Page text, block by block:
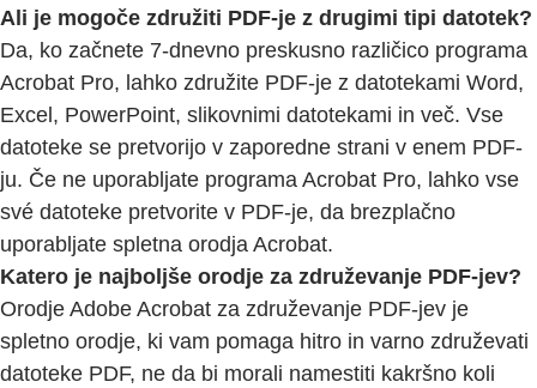
Ali je mogoče združiti PDF-je z drugimi tipi datotek?
Da, ko začnete 7-dnevno preskusno različico programa
Acrobat Pro, lahko združite PDF-je z datotekami Word,
Excel, PowerPoint, slikovnimi datotekami in več. Vse
datoteke se pretvorijo v zaporedne strani v enem PDF-
ju. Če ne uporabljate programa Acrobat Pro, lahko vse
své datoteke pretvorite v PDF-je, da brezplačno
uporabljate spletna orodja Acrobat.
Katero je najboljše orodje za združevanje PDF-jev?
Orodje Adobe Acrobat za združevanje PDF-jev je
spletno orodje, ki vam pomaga hitro in varno združevati
datoteke PDF, ne da bi morali namestiti kakršno koli